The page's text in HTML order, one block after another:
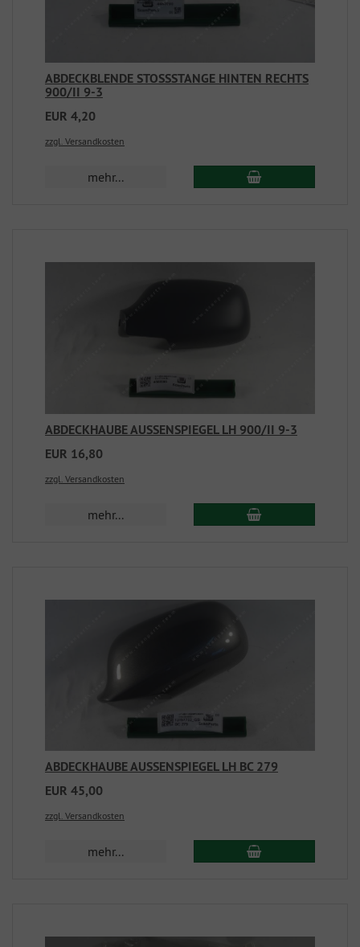
ABDECKBLENDE STOSSSTANGE HINTEN RECHTS
900/II 9-3
EUR 4,20
zzgl. Versandkosten
mehr...
ABDECKHAUBE AUSSENSPIEGEL LH 900/II 9-3
EUR 16,80
zzgl. Versandkosten
mehr...
ABDECKHAUBE AUSSENSPIEGEL LH BC 279
EUR 45,00
zzgl. Versandkosten
mehr...